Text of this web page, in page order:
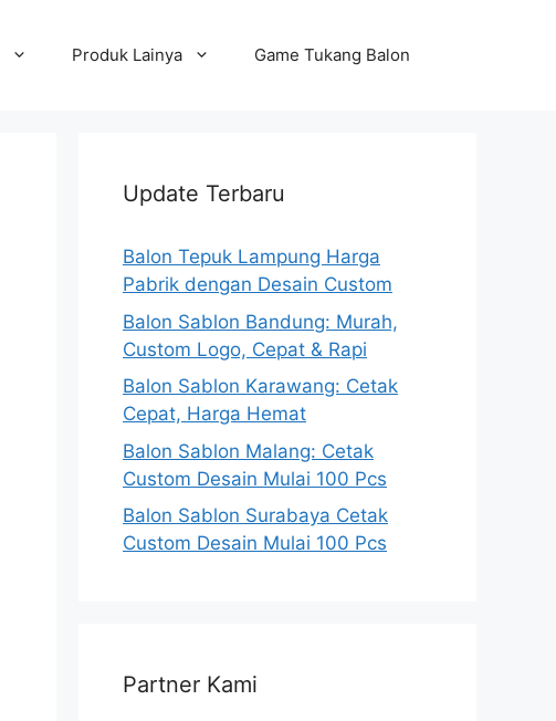
Produk Lainya Game Tukang Balon
Update Terbaru
Balon Tepuk Lampung Harga
Pabrik dengan Desain Custom
Balon Sablon Bandung: Murah,
Custom Logo, Cepat & Rapi
Balon Sablon Karawang: Cetak
Cepat, Harga Hemat
Balon Sablon Malang: Cetak
Custom Desain Mulai 100 Pcs
Balon Sablon Surabaya Cetak
Custom Desain Mulai 100 Pcs
Partner Kami